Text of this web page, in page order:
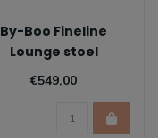
By-Boo Fineline
Lounge stoel
€549,00